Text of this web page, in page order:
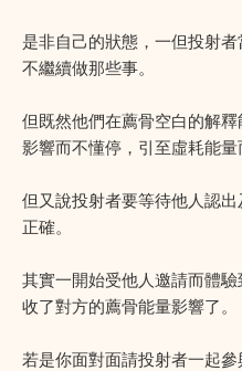
是非自己的狀態，一但投射
不繼續做那些事。
但既然他們在薦骨空白的解
影響而不懂停，引至虛耗能量
但又說投射者要等待他人認
正確。
其實一開始受他人邀請而體
收了對方的薦骨能量影響了。
若是你面對面請投射者一起